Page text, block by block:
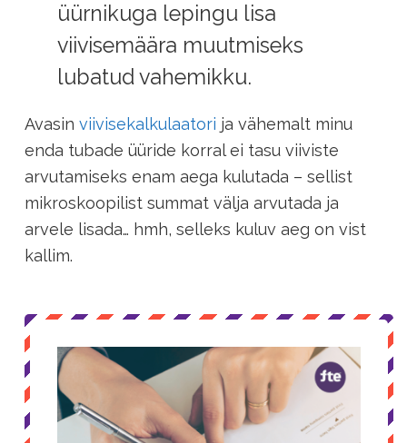
üürnikuga lepingu lisa
viivisemäära muutmiseks
lubatud vahemikku.
Avasin viivisekalkulaatori ja vähemalt minu
enda tubade üüride korral ei tasu viiviste
arvutamiseks enam aega kulutada – sellist
mikroskoopilist summat välja arvutada ja
arvele lisada… hmh, selleks kuluv aeg on vist
kallim.